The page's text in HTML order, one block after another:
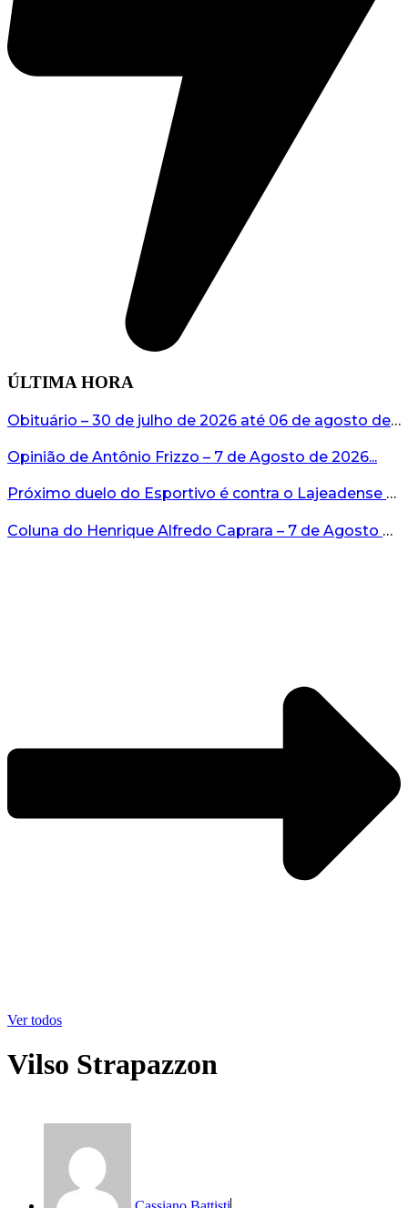
ÚLTIMA HORA
Obituário – 30 de julho de 2026 até 06 de agosto de 2026...
Opinião de Antônio Frizzo – 7 de Agosto de 2026...
Próximo duelo do Esportivo é contra o Lajeadense no domingo, 9 de agosto...
Coluna do Henrique Alfredo Caprara – 7 de Agosto de 2026...
Ver todos
Vilso Strapazzon